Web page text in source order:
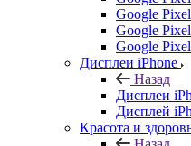
Google
Google
Google
Дисплеи iPhone
Назад
Дисплеи
Дисплей
Красота и